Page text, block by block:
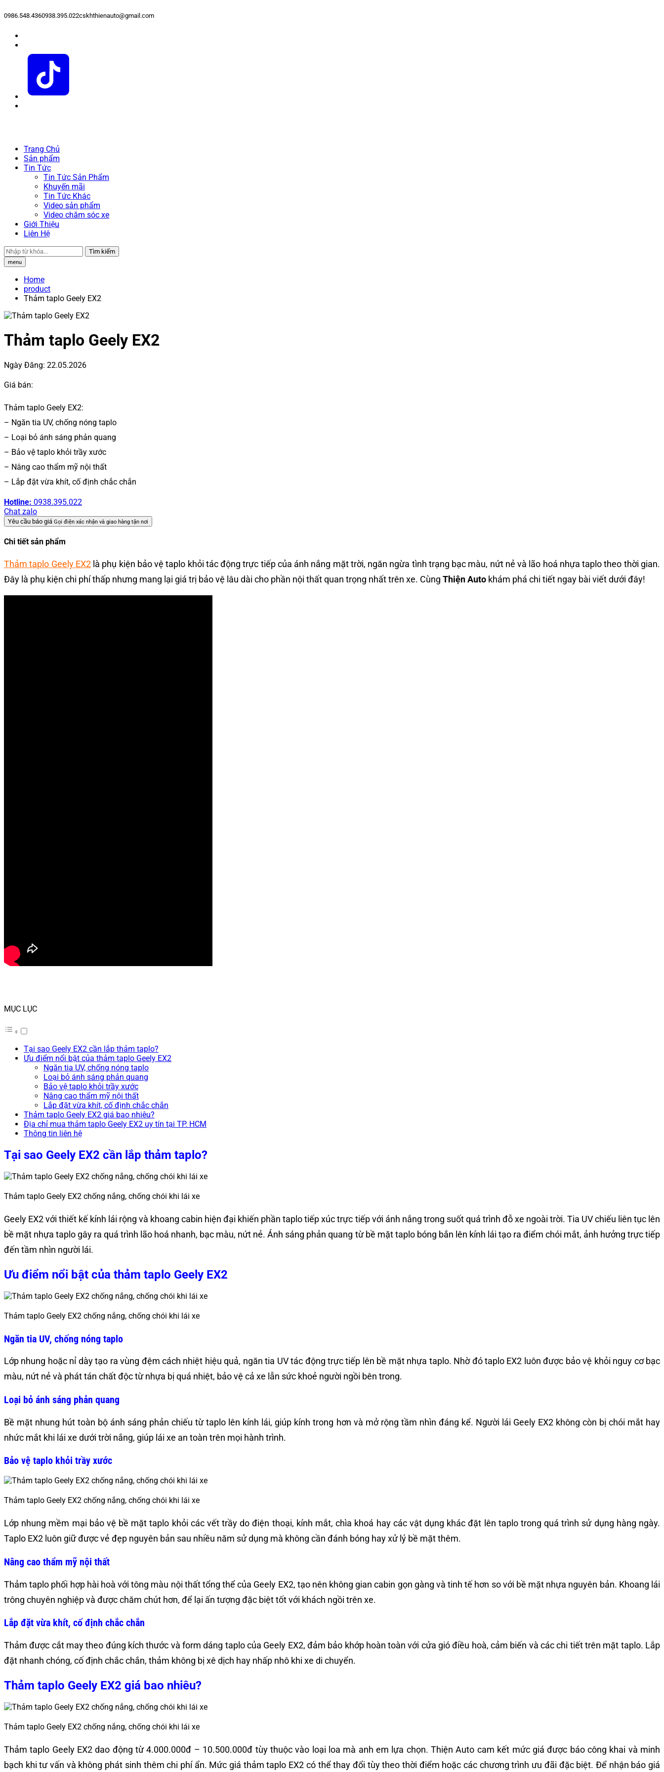
0986.548.4360938.395.022cskhthienauto@gmail.com
Trang Chủ
Sản phẩm
Tin Tức
Tin Tức Sản Phẩm
Khuyến mãi
Tin Tức Khác
Video sản phẩm
Video chăm sóc xe
Giới Thiệu
Liên Hệ
Tìm kiếm
menu
Home
product
Thảm taplo Geely EX2
Thảm taplo Geely EX2
Ngày Đăng: 22.05.2026
Giá bán:
Thảm taplo Geely EX2:
– Ngăn tia UV, chống nóng taplo
– Loại bỏ ánh sáng phản quang
– Bảo vệ taplo khỏi trầy xước
– Nâng cao thẩm mỹ nội thất
– Lắp đặt vừa khít, cố định chắc chắn
Hotline: 0938.395.022
Chat zalo
Yêu cầu báo giá Gọi điện xác nhận và giao hàng tận nơi
Chi tiết sản phẩm
Thảm taplo Geely EX2là phụ kiện bảo vệ taplo khỏi tác động trực tiếp của ánh nắng mặt trời, ngăn ngừa tình trạng bạc màu, nứt nẻ và lão hoá nhựa taplo theo thời gian.
Đây là phụ kiện chi phí thấp nhưng mang lại giá trị bảo vệ lâu dài cho phần nội thất quan trọng nhất trên xe. Cùng Thiện Auto khám phá chi tiết ngay bài viết dưới đây!
MỤC LỤC
Tại sao Geely EX2 cần lắp thảm taplo?
Ưu điểm nổi bật của thảm taplo Geely EX2
Ngăn tia UV, chống nóng taplo
Loại bỏ ánh sáng phản quang
Bảo vệ taplo khỏi trầy xước
Nâng cao thẩm mỹ nội thất
Lắp đặt vừa khít, cố định chắc chắn
Thảm taplo Geely EX2 giá bao nhiêu?
Địa chỉ mua thảm taplo Geely EX2 uy tín tại TP. HCM
Thông tin liên hệ
Tại sao Geely EX2 cần lắp thảm taplo?
Thảm taplo Geely EX2 chống nắng, chống chói khi lái xe
Geely EX2 với thiết kế kính lái rộng và khoang cabin hiện đại khiến phần taplo tiếp xúc trực tiếp với ánh nắng trong suốt quá trình đỗ xe ngoài trời. Tia UV chiếu liên tục lên
bề mặt nhựa taplo gây ra quá trình lão hoá nhanh, bạc màu, nứt nẻ. Ánh sáng phản quang từ bề mặt taplo bóng bắn lên kính lái tạo ra điểm chói mắt, ảnh hưởng trực tiếp
đến tầm nhìn người lái.
Ưu điểm nổi bật của thảm taplo Geely EX2
Thảm taplo Geely EX2 chống nắng, chống chói khi lái xe
Ngăn tia UV, chống nóng taplo
Lớp nhung hoặc nỉ dày tạo ra vùng đệm cách nhiệt hiệu quả, ngăn tia UV tác động trực tiếp lên bề mặt nhựa taplo. Nhờ đó taplo EX2 luôn được bảo vệ khỏi nguy cơ bạc
màu, nứt nẻ và phát tán chất độc từ nhựa bị quá nhiệt, bảo vệ cả xe lẫn sức khoẻ người ngồi bên trong.
Loại bỏ ánh sáng phản quang
Bề mặt nhung hút toàn bộ ánh sáng phản chiếu từ taplo lên kính lái, giúp kính trong hơn và mở rộng tầm nhìn đáng kể. Người lái Geely EX2 không còn bị chói mắt hay
nhức mắt khi lái xe dưới trời nắng, giúp lái xe an toàn trên mọi hành trình.
Bảo vệ taplo khỏi trầy xước
Thảm taplo Geely EX2 chống nắng, chống chói khi lái xe
Lớp nhung mềm mại bảo vệ bề mặt taplo khỏi các vết trầy do điện thoại, kính mắt, chìa khoá hay các vật dụng khác đặt lên taplo trong quá trình sử dụng hàng ngày.
Taplo EX2 luôn giữ được vẻ đẹp nguyên bản sau nhiều năm sử dụng mà không cần đánh bóng hay xử lý bề mặt thêm.
Nâng cao thẩm mỹ nội thất
Thảm taplo phối hợp hài hoà với tông màu nội thất tổng thể của Geely EX2, tạo nên không gian cabin gọn gàng và tinh tế hơn so với bề mặt nhựa nguyên bản. Khoang lái
trông chuyên nghiệp và được chăm chút hơn, để lại ấn tượng đặc biệt tốt với khách ngồi trên xe.
Lắp đặt vừa khít, cố định chắc chắn
Thảm được cắt may theo đúng kích thước và form dáng taplo của Geely EX2, đảm bảo khớp hoàn toàn với cửa gió điều hoà, cảm biến và các chi tiết trên mặt taplo. Lắp
đặt nhanh chóng, cố định chắc chắn, thảm không bị xê dịch hay nhấp nhô khi xe di chuyển.
Thảm taplo Geely EX2 giá bao nhiêu?
Thảm taplo Geely EX2 chống nắng, chống chói khi lái xe
Thảm taplo Geely EX2 dao động từ 4.000.000đ – 10.500.000đ tùy thuộc vào loại loa mà anh em lựa chọn. Thiện Auto cam kết mức giá được báo công khai và minh
bạch khi tư vấn và không phát sinh thêm chi phí ẩn. Mức giá thảm taplo EX2 có thể thay đổi tùy theo thời điểm hoặc các chương trình ưu đãi đặc biệt. Để nhận báo giá